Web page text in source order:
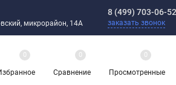
микрорайон, 14А
8 (499) 703-06-52
заказать звонок
0
Сравнение
0
Просмотренные
0